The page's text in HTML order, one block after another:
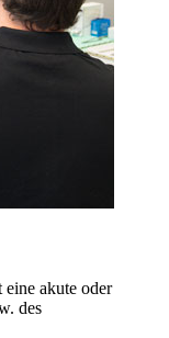
eine akute oder
des